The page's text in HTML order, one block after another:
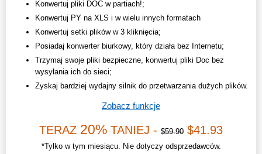
Konwertuj pliki DOC w partiach!;
Konwertuj PY na XLS i w wielu innych formatach
Konwertuj setki plików w 3 kliknięcia;
Posiadaj konwerter biurkowy, który działa bez Internetu;
Trzymaj swoje pliki bezpieczne, konwertuj pliki Doc bez
wysyłania ich do sieci;
Zyskaj bardziej wydajny silnik do przetwarzania dużych plików.
Zobacz funkcje
TERAZ 20% TANIEJ - $59.90 $41.93
*Tylko w tym miesiącu. Nie dotyczy odsprzedawców.